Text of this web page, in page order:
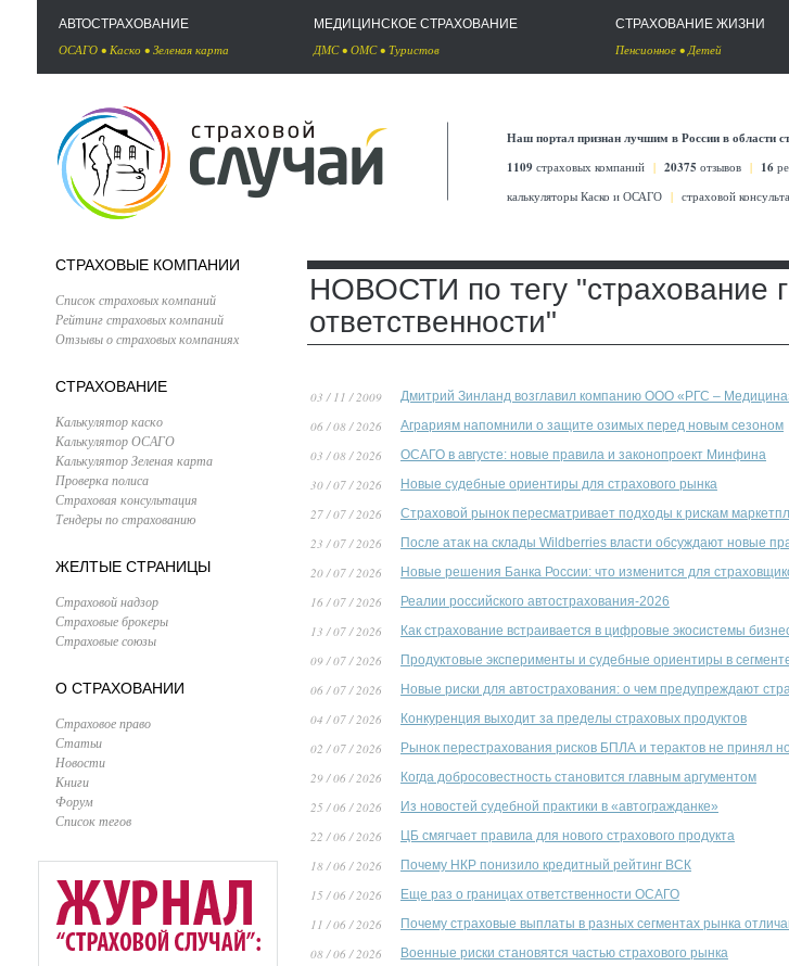
АВТОСТРАХОВАНИЕ
ОСАГО • Каско • Зеленая карта
МЕДИЦИНСКОЕ СТРАХОВАНИЕ
ДМС• ОМС• Туристов
СТРАХОВАНИЕ ЖИЗНИ
Пенсионное •Детей
Наш портал признан лучшим в России в области
1109 страховых компаний | 20375 отзывов | 16
калькуляторы Каско и ОСАГО | страховой
СТРАХОВЫЕ КОМПАНИИ
Список страховых компаний
Рейтинг страховых компаний
Отзывы о страховых компаниях
СТРАХОВАНИЕ
Калькулятор каско
Калькулятор ОСАГО
Калькулятор Зеленая карта
Проверка полиса
Страховая консультация
Тендеры по страхованию
ЖЕЛТЫЕ СТРАНИЦЫ
Страховой надзор
Страховые брокеры
Страховые союзы
О СТРАХОВАНИИ
Страховое право
Статьи
Новости
Книги
Форум
Список тегов
НОВОСТИ по тегу "страхование
ответственности"
03 / 11 / 2009 Дмитрий Зинланд возглавил компанию ООО «РГС –
06 / 08 / 2026 Аграриям напомнили о защите озимых перед новым сезоном
03 / 08 / 2026 ОСАГО в августе: новые правила и законопроект Минфина
30 / 07 / 2026 Новые судебные ориентиры для страхового рынка
27 / 07 / 2026 Страховой рынок пересматривает подходы к рискам
23 / 07 / 2026 После атак на склады Wildberries власти обсуждают новые
20 / 07 / 2026 Новые решения Банка России: что изменится для
16 / 07 / 2026 Реалии российского автострахования-2026
13 / 07 / 2026 Как страхование встраивается в цифровые экосистемы
09 / 07 / 2026 Продуктовые эксперименты и судебные ориентиры в
06 / 07 / 2026 Новые риски для автострахования: о чем предупреждают
04 / 07 / 2026 Конкуренция выходит за пределы страховых продуктов
02 / 07 / 2026 Рынок перестрахования рисков БПЛА и терактов не принял
29 / 06 / 2026 Когда добросовестность становится главным аргументом
25 / 06 / 2026 Из новостей судебной практики в «автогражданке»
22 / 06 / 2026 ЦБ смягчает правила для нового страхового продукта
18 / 06 / 2026 Почему НКР понизило кредитный рейтинг ВСК
15 / 06 / 2026 Еще раз о границах ответственности ОСАГО
11 / 06 / 2026 Почему страховые выплаты в разных сегментах рынка
08 / 06 / 2026 Военные риски становятся частью страхового рынка